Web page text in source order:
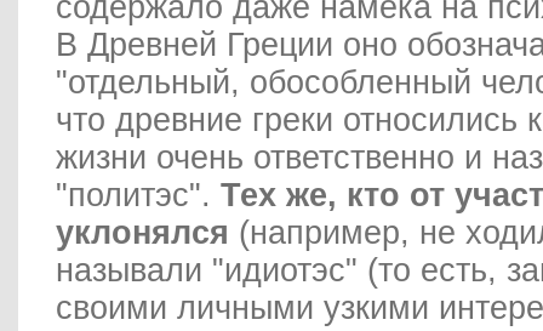
В Древней Греции оно
"отдельный, обособленный
что древние греки относились
жизни очень ответственно и
"политэс". Тех же, кто от
уклонялся (например, не
называли "идиотэс" (то есть,
своими личными узкими